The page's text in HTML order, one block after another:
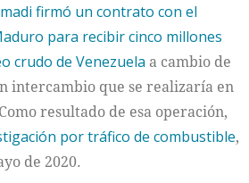
firmó un contrato con el
para recibir cinco millones
crudo de Venezuela a cambio de
intercambio que se realizaría en
resultado de esa operación,
por tráfico de combustible,
de 2020.